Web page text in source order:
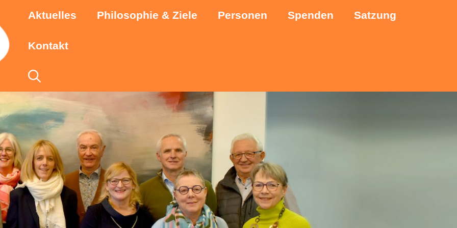
Aktuelles Philosophie & Ziele Personen Spenden Satzung
Kontakt